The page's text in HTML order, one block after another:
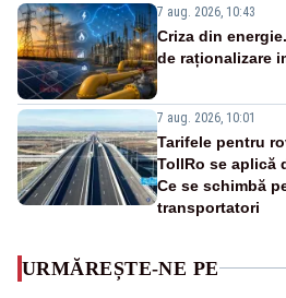
7 aug. 2026, 10:43
Criza din
de raționalizare
7 aug. 2026, 10:01
Tarifele pentru
TollRo se aplică
Ce se schimbă
transportatori
URMĂREȘTE-NE PE